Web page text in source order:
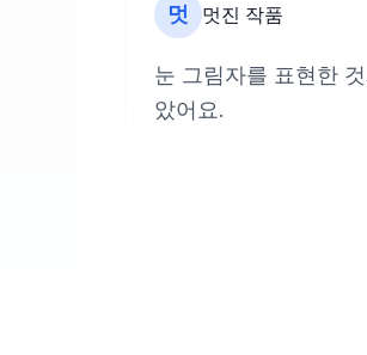
멋 멋진 작품
눈 그림자를 표현한
았어요.